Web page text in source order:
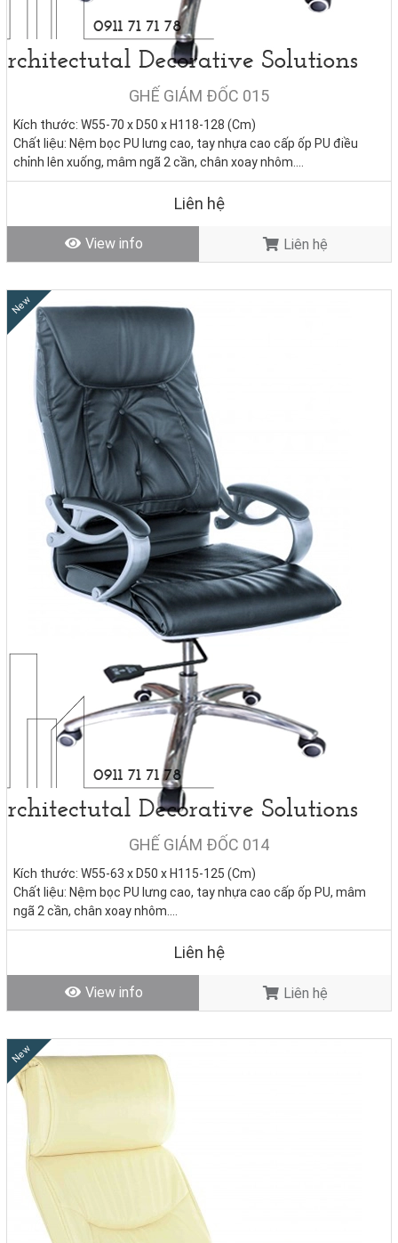
GHẾ GIÁM ĐỐC 015
Kích thước: W55-70 x D50 x H118-128 (Cm)
Chất liệu: Nệm bọc PU lưng cao, tay nhựa cao cấp ốp PU điều
chỉnh lên xuống, mâm ngã 2 cần, chân xoay nhôm.
Tình trạng:Hàng mới - Còn hàng
Liên hệ
View info Liên hệ
New
GHẾ GIÁM ĐỐC 014
Kích thước: W55-63 x D50 x H115-125 (Cm)
Chất liệu: Nệm bọc PU lưng cao, tay nhựa cao cấp ốp PU, mâm
ngã 2 cần, chân xoay nhôm.
Tình trạng:Hàng mới - Còn hàng
Liên hệ
View info Liên hệ
New